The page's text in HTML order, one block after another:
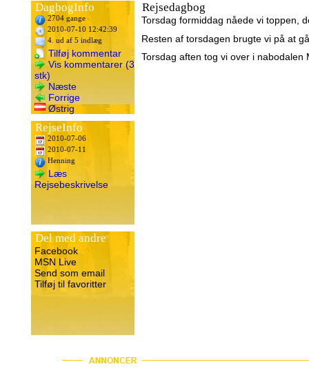
DagbogInfo
2704 gange
2010-07-10 12:42:39
4. ud af 5 indlæg
Tilføj kommentar
Vis kommentarer (3
stk)
Næste
Forrige
Østrig
RejseInfo
2010-07-06
2010-07-11
Henning
Læs
Rejsebeskrivelse
Del med andre
Facebook
MSN Live
Send som email
Tilføj til favoritter
Rejsedagbog
Torsdag formiddag nåede vi toppen,
Resten af torsdagen brugte vi på at
Torsdag aften tog vi over i